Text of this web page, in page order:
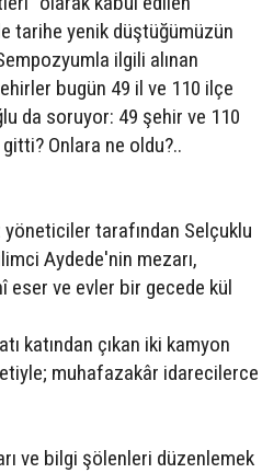
tarihe yenik düştüğümüzün
ilgili alınan
bugün 49 il ve 110 ilçe
da soruyor: 49 şehir ve 110
Onlara ne oldu?..
yöneticiler tarafından Selçuklu
Aydede'nin mezarı,
eser ve evler bir gecede kül
katından çıkan iki kamyon
muhafazakâr idarecilerce
ve bilgi şölenleri düzenlemek